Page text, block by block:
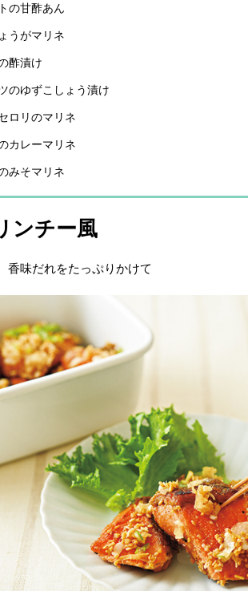
の甘酢あん
うがマリネ
酢漬け
のゆずこしょう漬け
ロリのマリネ
カレーマリネ
みそマリネ
ンチー風
香味だれをたっぷりかけて